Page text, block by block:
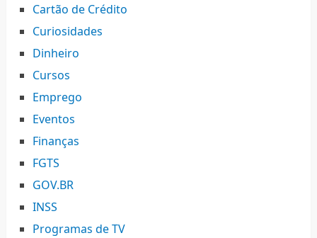
Cartão de Crédito
Curiosidades
Dinheiro
Cursos
Emprego
Eventos
Finanças
FGTS
GOV.BR
INSS
Programas de TV